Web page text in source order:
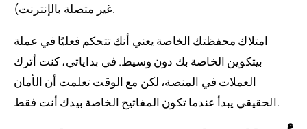
غير متصلة بالإنترنت).
امتلاك محفظتك الخاصة يعني أنك تتحكم فعليًا في عملة
بيتكوين الخاصة بك دون وسيط. في بداياتي، كنت أترك
العملات في المنصة، لكن مع الوقت تعلمت أن الأمان
الحقيقي يبدأ عندما تكون المفاتيح الخاصة بيدك أنت فقط.